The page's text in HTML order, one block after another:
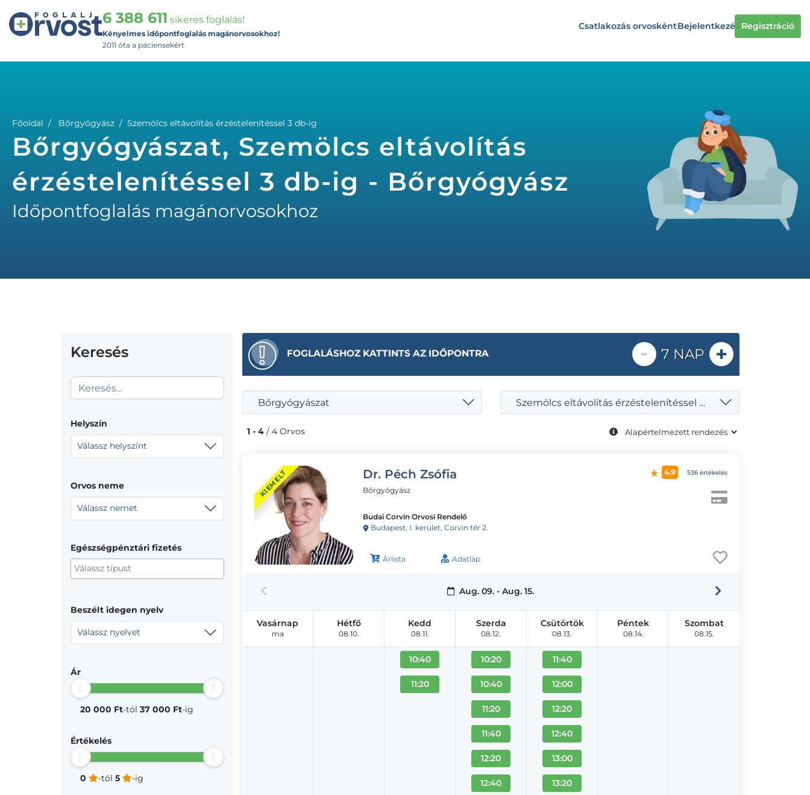
6 388 611 sikeres foglalás!
Kényelmes időpontfoglalás magánorvosokhoz!
2011 óta a páciensekért
Csatlakozás orvoskéntBejelentkezés Regisztráció
Főoldal Bőrgyógyász Szemölcs eltávolítás érzéstelenítéssel 3 db-ig
Bőrgyógyászat, Szemölcs eltávolítás
érzéstelenítéssel 3 db-ig - Bőrgyógyász
Időpontfoglalás magánorvosokhoz
Keresés
Helyszín
Válassz helyszínt
Orvos neme
Válassz nemet
Egészségpénztári fizetés
Beszélt idegen nyelv
Válassz nyelvet
Ár
20 000 Ft-tól 37 000 Ft-ig
Értékelés
0 -tól 5 -ig
FOGLALÁSHOZ KATTINTS AZ IDŐPONTRA - 7 NAP +
Bőrgyógyászat Szemölcs eltávolítás érzéstelenítéssel 3 db-ig
1 - 4 / 4 Orvos
KIEMELT Dr. Péch Zsófia
Bőrgyógyász
Budai Corvin Orvosi Rendelő
Budapest, I. kerület, Corvin tér 2.
Árlista Adatlap
4.9 536 értékelés
Aug. 09. - Aug. 15.
Vasárnap
ma
Hétfő
08.10.
Kedd
08.11.
10:40
11:20
Szerda
08.12.
10:20
10:40
11:20
11:40
12:20
12:40
Csütörtök
08.13.
11:40
12:00
12:20
12:40
13:00
13:20
Péntek
08.14.
Szombat
08.15.